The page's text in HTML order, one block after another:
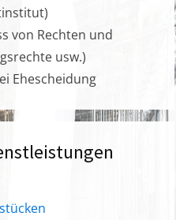
von Rechten und
usw.)
Ehescheidung